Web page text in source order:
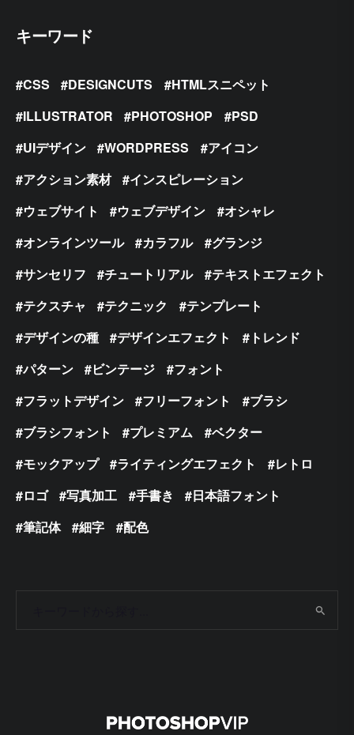
キーワード
CSS DESIGNCUTS
HTMLスニペット
ILLUSTRATOR
PHOTOSHOP
PSD
UIデザイン
WORDPRESS
アイコン
アクション素材
インスピレーション
ウェブサイト
ウェブデザイン
オシャレ
オンラインツール
カラフル
グランジ
サンセリフ
チュートリアル
テキストエフェクト
テクスチャ
テクニック
テンプレート
デザインの種
デザインエフェクト
トレンド
パターン
ビンテージ
フォント
フラットデザイン
フリーフォント
ブラシ
ブラシフォント
プレミアム
ベクター
モックアップ
ライティングエフェクト
レトロ
ロゴ
写真加工 手書き
日本語フォント
筆記体
細字 配色